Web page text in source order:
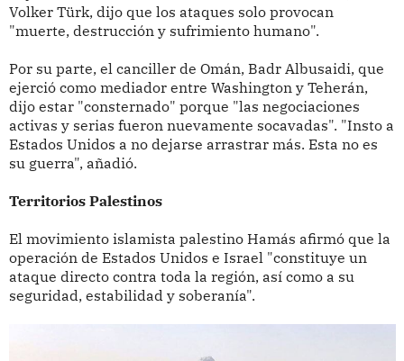
Volker Türk, dijo que los ataques solo provocan
"muerte, destrucción y sufrimiento humano".
Por su parte, el canciller de Omán, Badr Albusaidi, que
ejerció como mediador entre Washington y Teherán,
dijo estar "consternado" porque "las negociaciones
activas y serias fueron nuevamente socavadas". "Insto a
Estados Unidos a no dejarse arrastrar más. Esta no es
su guerra", añadió.
Territorios Palestinos
El movimiento islamista palestino Hamás afirmó que la
operación de Estados Unidos e Israel "constituye un
ataque directo contra toda la región, así como a su
seguridad, estabilidad y soberanía".